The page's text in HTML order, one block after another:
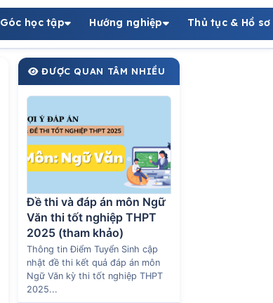
Góc học tập Hướng nghiệp Thủ tục & Hồ
ĐƯỢC QUAN TÂM NHIỀU
Đề thi và đáp án môn Ngữ
Văn thi tốt nghiệp THPT
2025 (tham khảo)
Thông tin Điểm Tuyển Sinh cập
nhật đề thi kết quả đáp án môn
Ngữ Văn kỳ thi tốt nghiệp THPT
2025...